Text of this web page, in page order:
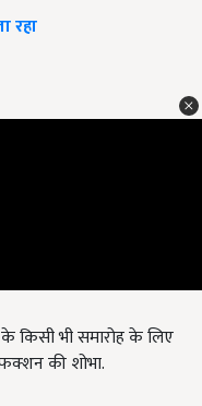
रहा
किसी भी समारोह के लिए
की शोभा.